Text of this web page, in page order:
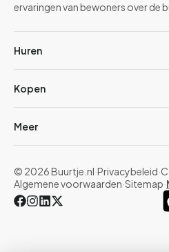
ervaringen van bewoners over de
Huren
Kopen
Meer
© 2026 Buurtje.nl·Privacybeleid·
Algemene voorwaarden·Sitemap·